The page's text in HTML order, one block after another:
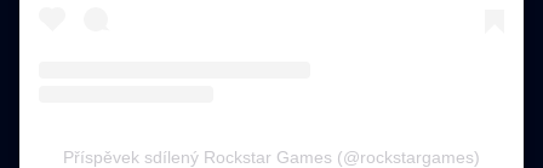
Příspěvek sdílený Rockstar Games (@rockstargames)